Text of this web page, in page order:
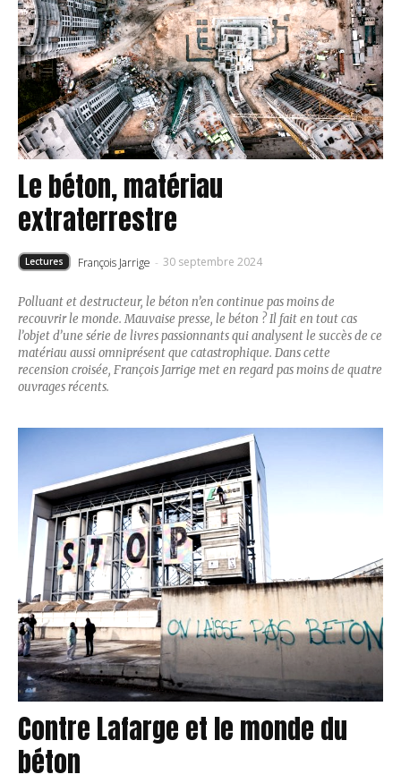
Le béton, matériau
extraterrestre
Lectures François Jarrige - 30 septembre 2024
Polluant et destructeur, le béton n’en continue pas moins de
recouvrir le monde. Mauvaise presse, le béton ? Il fait en tout cas
l’objet d’une série de livres passionnants qui analysent le succès de ce
matériau aussi omniprésent que catastrophique. Dans cette
recension croisée, François Jarrige met en regard pas moins de quatre
ouvrages récents.
Contre Lafarge et le monde du
béton